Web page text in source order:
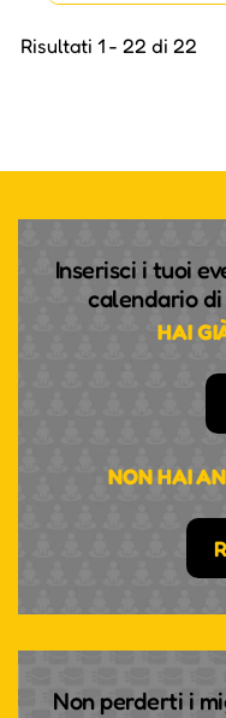
Risultati 1 - 22 di 22
Inserisci i tuoi
calendario
HAI
NON HAI
Non perderti i